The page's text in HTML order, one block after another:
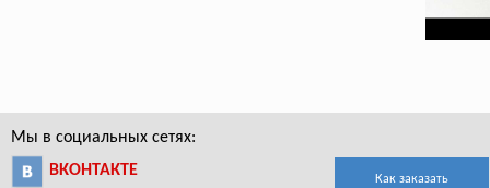
Мы в социальных сетях:
ВКОНТАКТЕ
Как заказать